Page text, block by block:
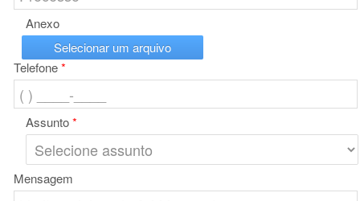
Anexo
Selecionar um arquivo
Telefone*
Assunto*
Mensagem